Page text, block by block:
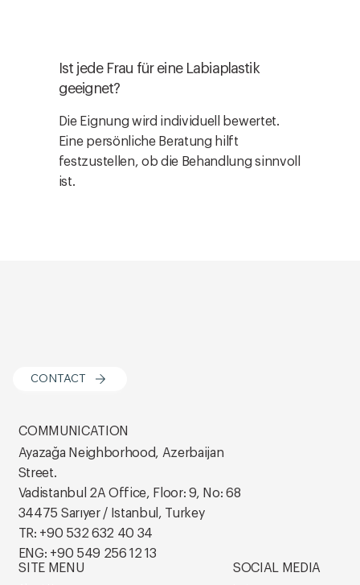
Ist jede Frau für eine Labiaplastik
geeignet?
Die Eignung wird individuell bewertet.
Eine persönliche Beratung hilft
festzustellen, ob die Behandlung sinnvoll
ist.
COMMUNICATION
Ayazağa Neighborhood, Azerbaijan
Street.
Vadistanbul 2A Office, Floor: 9, No: 68
34475 Sarıyer / Istanbul, Turkey
TR: +90 532 632 40 34
ENG: +90 549 256 12 13
CONTACT
SITE MENU SOCIAL MEDIA